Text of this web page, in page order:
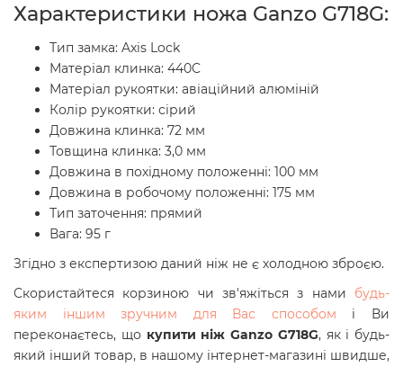
Характеристики ножа Ganzo G718G:
Тип замка: Axis Lock
Матеріал клинка: 440C
Матеріал рукоятки: авіаційний алюміній
Колір рукоятки: сірий
Довжина клинка: 72 мм
Товщина клинка: 3,0 мм
Довжина в похідному положенні: 100 мм
Довжина в робочому положенні: 175 мм
Тип заточення: прямий
Вага: 95 г
Згідно з експертизою даний ніж не є холодною зброєю.
Скористайтеся корзиною чи зв'яжіться з нами будь-
яким іншим зручним для Вас способом і Ви
переконаєтесь, що купити ніж Ganzo G718G, як і будь-
який інший товар, в нашому інтернет-магазині швидше,